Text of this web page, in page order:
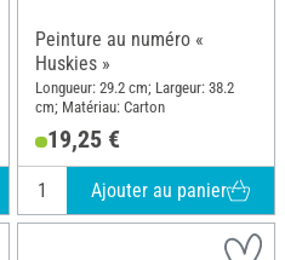
Peinture au numéro «
Huskies »
Longueur: 29.2 cm; Largeur: 38.2
cm; Matériau: Carton
19,25 €
Ajouter au panier